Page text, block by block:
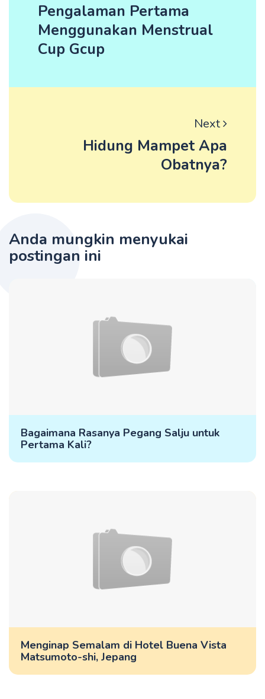
Pengalaman Pertama
Menggunakan Menstrual
Cup Gcup
Next
Hidung Mampet Apa
Obatnya?
Anda mungkin menyukai
postingan ini
Bagaimana Rasanya Pegang Salju untuk
Pertama Kali?
Menginap Semalam di Hotel Buena Vista
Matsumoto-shi, Jepang